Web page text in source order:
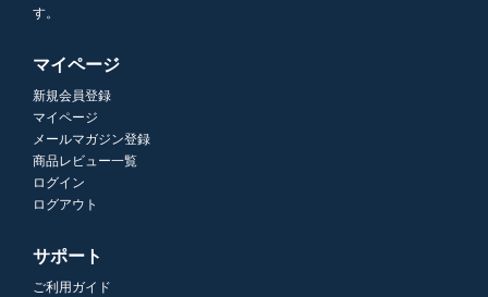
す。
マイページ
新規会員登録
マイページ
メールマガジン登録
商品レビュー一覧
ログイン
ログアウト
サポート
ご利用ガイド